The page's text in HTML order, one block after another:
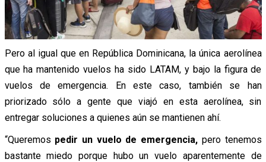
Pero al igual que en República Dominicana, la única aerolínea
que ha mantenido vuelos ha sido LATAM, y bajo la figura de
vuelos de emergencia. En este caso, también se han
priorizado sólo a gente que viajó en esta aerolínea, sin
entregar soluciones a quienes aún se mantienen ahí.
“Queremos pedir un vuelo de emergencia, pero tenemos
bastante miedo porque hubo un vuelo aparentemente de